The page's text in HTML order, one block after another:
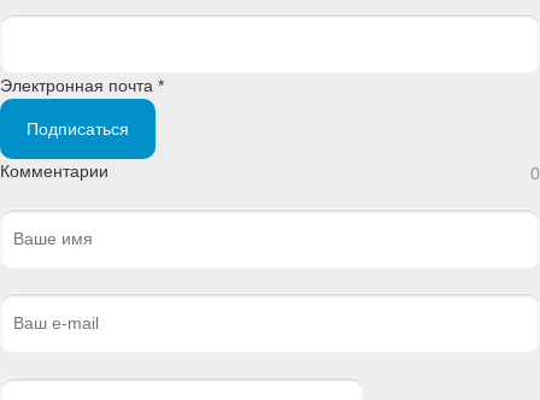
Электронная почта *
Подписаться
Комментарии 0